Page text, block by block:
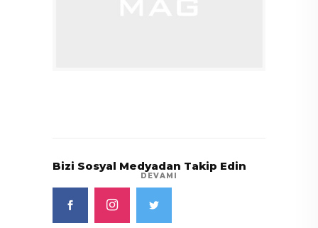
DEVAMI
Bizi Sosyal Medyadan Takip Edin